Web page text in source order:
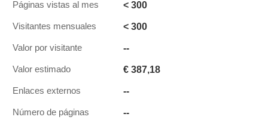
Páginas vistas al mes < 300
Visitantes mensuales < 300
Valor por visitante --
Valor estimado € 387,18
Enlaces externos --
Número de páginas --